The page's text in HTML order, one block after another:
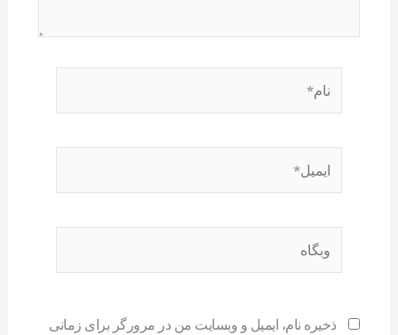
ذخیره نام، ایمیل و وبسایت من در مرورگر برای زمانی